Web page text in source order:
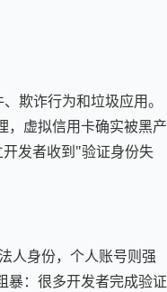
欺诈行为和垃圾应用。
虚拟信用卡确实被黑产
发者收到"验证身份失
人身份，个人账号则强
暴：很多开发者完成验证